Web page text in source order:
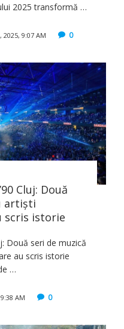
2025 transformă …
2025, 9:07 AM 0
Cluj: Două
artiști
scris istorie
Două seri de muzică
au scris istorie
…
AM 0